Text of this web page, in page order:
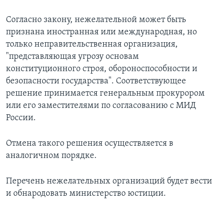
Согласно закону, нежелательной может быть
признана иностранная или международная, но
только неправительственная организация,
"представляющая угрозу основам
конституционного строя, обороноспособности и
безопасности государства". Соответствующее
решение принимается генеральным прокурором
или его заместителями по согласованию с МИД
России.
Отмена такого решения осуществляется в
аналогичном порядке.
Перечень нежелательных организаций будет вести
и обнародовать министерство юстиции.